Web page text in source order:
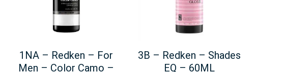
1NA – Redken – For
Men – Color Camo –
3B – Redken – Shades
EQ – 60ML